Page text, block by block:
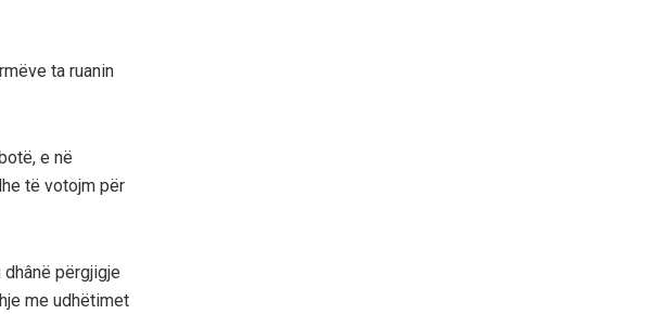
ta ruanin
e në
të votojm për
përgjigje
me udhëtimet